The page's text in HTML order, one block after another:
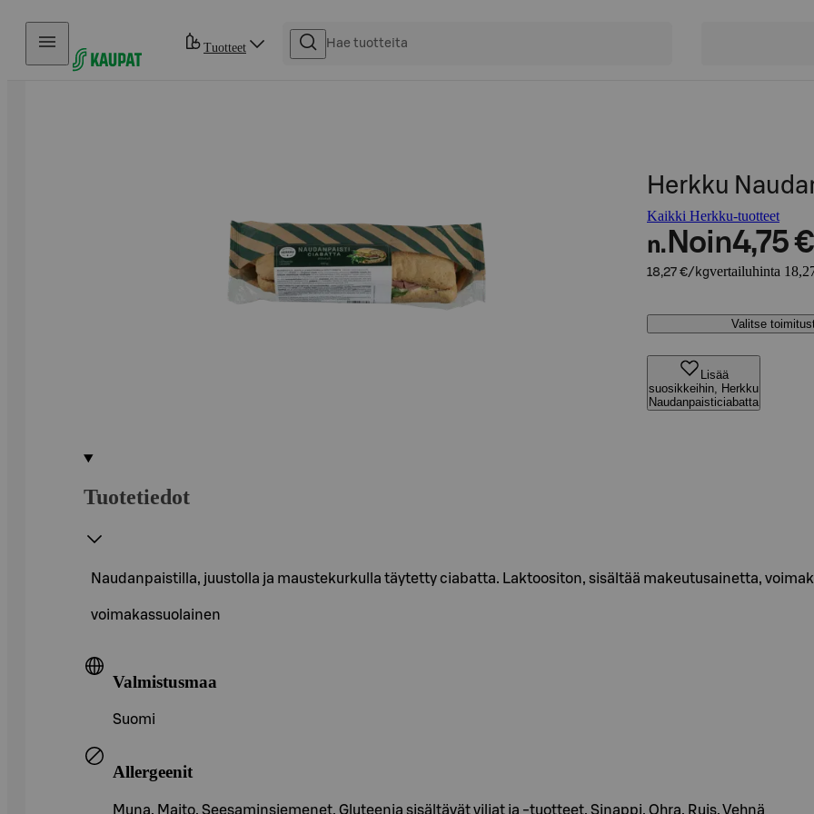
Hyppää sisältöön
Tuotteet
Herkku
Kaikki Herkku-tuotteet
n. Noin4,75 €
18,27 €/kgvertailuhinta
Valitse
Lisää
suosikkeihin, Herkku
Naudanpaisticiabatta
Tuotetiedot
Naudanpaistilla, juustolla ja maustekurkulla täytetty ciabatta. Laktoositon, sisältää makeutusainetta,
voimakassuolainen
Valmistusmaa
Suomi
Allergeenit
Muna, Maito, Seesaminsiemenet, Gluteenia sisältävät viljat ja -tuotteet, Sinappi, Ohra, Ruis, Vehnä